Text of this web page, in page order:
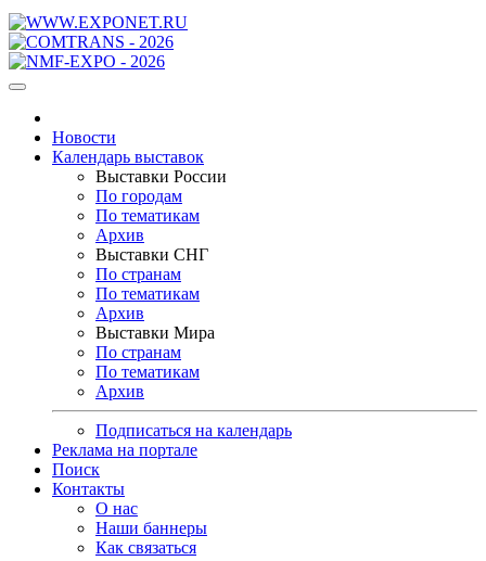
Новости
Календарь выставок
Выставки России
По городам
По тематикам
Архив
Выставки СНГ
По странам
По тематикам
Архив
Выставки Мира
По странам
По тематикам
Архив
Подписаться на календарь
Реклама на портале
Поиск
Контакты
О нас
Наши баннеры
Как связаться